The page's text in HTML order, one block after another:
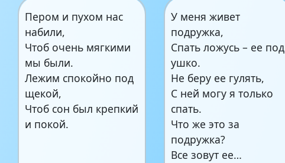
Пером и пухом нас
набили,
Чтоб очень мягкими
мы были.
Лежим спокойно под
щекой,
Чтоб сон был крепкий
и покой.
У меня живет
подружка,
Спать ложусь – ее под
ушко.
Не беру ее гулять,
С ней могу я только
спать.
Что же это за
подружка?
Все зовут ее…